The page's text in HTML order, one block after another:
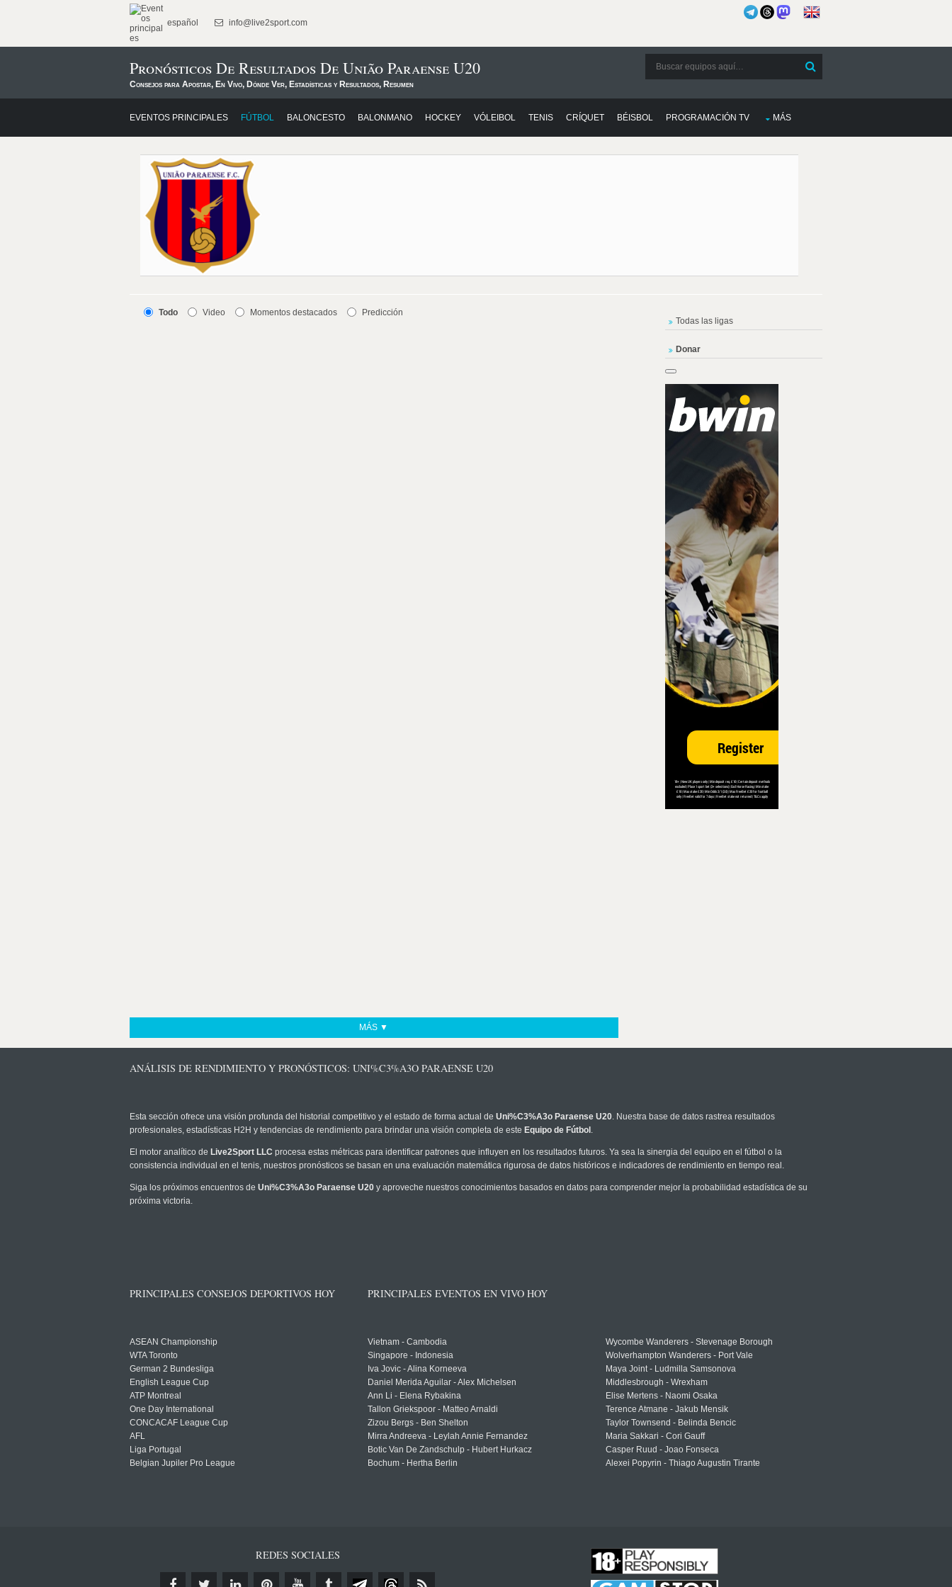
español info@live2sport.com
Pronósticos De Resultados De União Paraense U20
Consejos para Apostar, En Vivo, Dónde Ver, Estadísticas y Resultados, Resumen
EVENTOS PRINCIPALES FÚTBOL BALONCESTO BALONMANO HOCKEY VÓLEIBOL TENIS CRÍQUET BÉISBOL PROGRAMACIÓN TV MÁS
Todo Video Momentos destacados Predicción
MÁS ▼
Todas las ligas
Donar
ANÁLISIS DE RENDIMIENTO Y PRONÓSTICOS: UNI%C3%A3O PARAENSE U20
Esta sección ofrece una visión profunda del historial competitivo y el estado de forma actual de Uni%C3%A3o Paraense U20. Nuestra base de datos rastrea resultados
profesionales, estadísticas H2H y tendencias de rendimiento para brindar una visión completa de este Equipo de Fútbol .
El motor analítico de Live2Sport LLC procesa estas métricas para identificar patrones que influyen en los resultados futuros. Ya sea la sinergia del equipo en el fútbol o la
consistencia individual en el tenis, nuestros pronósticos se basan en una evaluación matemática rigurosa de datos históricos e indicadores de rendimiento en tiempo real.
Siga los próximos encuentros de Uni%C3%A3o Paraense U20 y aproveche nuestros conocimientos basados en datos para comprender mejor la probabilidad estadística de su
próxima victoria.
PRINCIPALES CONSEJOS DEPORTIVOS HOY
ASEAN Championship
WTA Toronto
German 2 Bundesliga
English League Cup
ATP Montreal
One Day International
CONCACAF League Cup
AFL
Liga Portugal
Belgian Jupiler Pro League
PRINCIPALES EVENTOS EN VIVO HOY
Vietnam - Cambodia
Singapore - Indonesia
Iva Jovic - Alina Korneeva
Daniel Merida Aguilar - Alex Michelsen
Ann Li - Elena Rybakina
Tallon Griekspoor - Matteo Arnaldi
Zizou Bergs - Ben Shelton
Mirra Andreeva - Leylah Annie Fernandez
Botic Van De Zandschulp - Hubert Hurkacz
Bochum - Hertha Berlin
Wycombe Wanderers - Stevenage Borough
Wolverhampton Wanderers - Port Vale
Maya Joint - Ludmilla Samsonova
Middlesbrough - Wrexham
Elise Mertens - Naomi Osaka
Terence Atmane - Jakub Mensik
Taylor Townsend - Belinda Bencic
Maria Sakkari - Cori Gauff
Casper Ruud - Joao Fonseca
Alexei Popyrin - Thiago Augustin Tirante
REDES SOCIALES